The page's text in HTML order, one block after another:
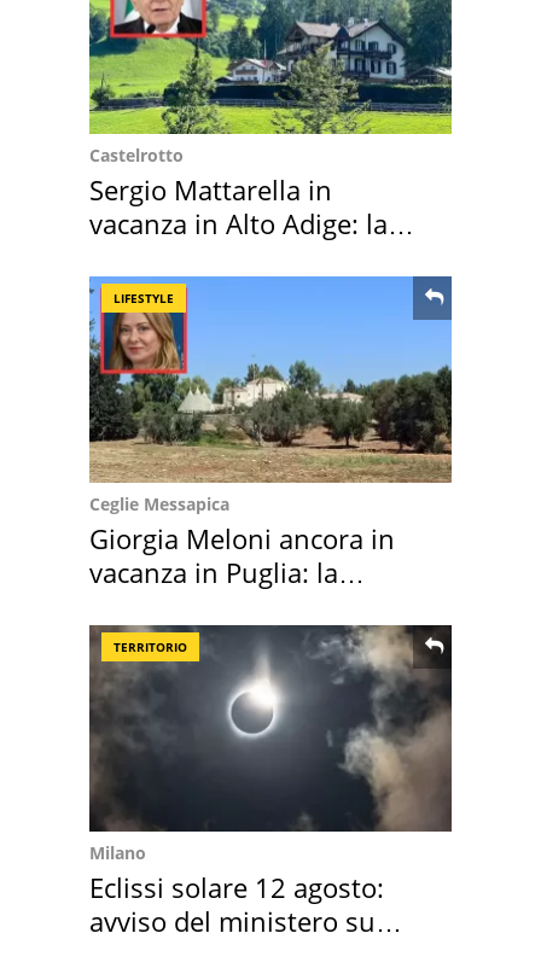
Castelrotto
Sergio Mattarella in
vacanza in Alto Adige: la
LIFESTYLE
Ceglie Messapica
Giorgia Meloni ancora in
vacanza in Puglia: la
TERRITORIO
Milano
Eclissi solare 12 agosto:
avviso del ministero su